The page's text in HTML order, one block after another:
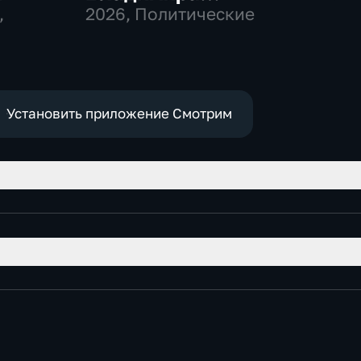
Соловьева
2026, Политические
Установить приложение Смотрим